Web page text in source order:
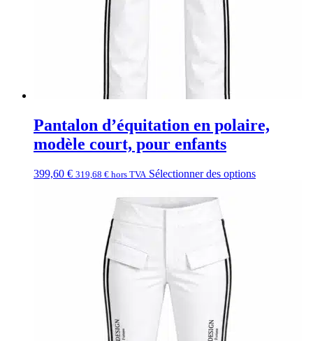
Pantalon d’équitation en polaire,
modèle court, pour enfants
399,60 € 319,68 € hors TVA Sélectionner des options